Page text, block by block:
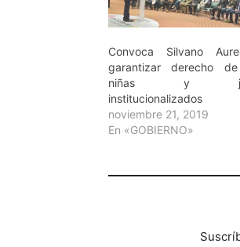
Convoca Silvano
garantizar derecho
niñas y
institucionalizados
noviembre 21, 2019
En «GOBIERNO»